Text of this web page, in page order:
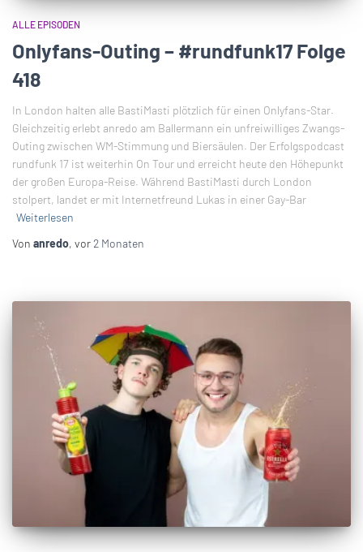
ALLE EPISODEN
Onlyfans-Outing – #rundfunk17 Folge
418
In London halten alle BastiMasti plötzlich für einen Onlyfans-Star.
Gleichzeitig erlebt anredo am Ballermann ein unfreiwilliges Zwangs-
Outing zwischen WM-Stimmung und Biersäulen. Der Erfolgspodcast
rundfunk 17 ist weiterhin On Tour und erreicht heute den Höhepunkt
der großen Europa-Reise. Während BastiMasti durch London
stolpert, landet er mit Internetfreund Lukas in einer Gay-Bar
Weiterlesen
Von anredo, vor 2 Monaten